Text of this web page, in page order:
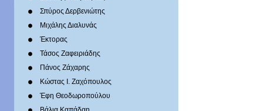
Σπύρος Δερβενιώτης
Mιχάλης Διαλυνάς
Έκτορας
Τάσος Ζαφειριάδης
Πάνος Ζάχαρης
Κώστας Ι. Ζαχόπουλoς
Έφη Θεοδωροπούλου